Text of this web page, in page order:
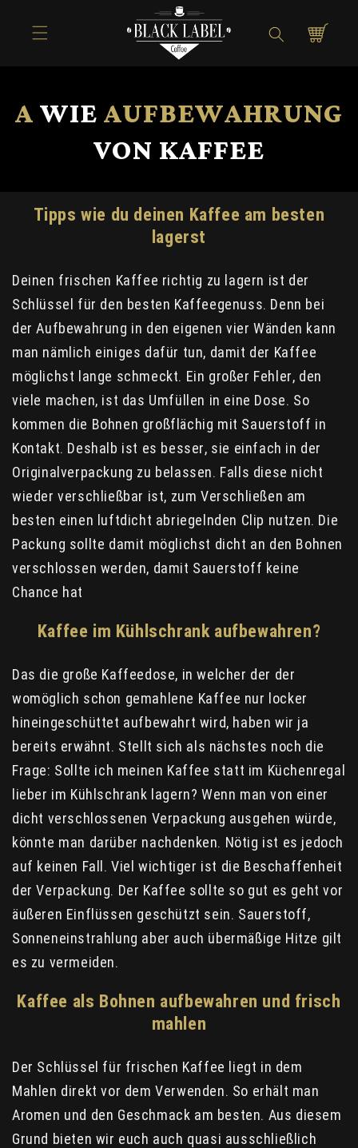
Inhalt
Warenkorb
A WIE AUFBEWAHRUNG
VON KAFFEE
Tipps wie du deinen Kaffee am besten
lagerst
Deinen frischen Kaffee richtig zu lagern ist der
Schlüssel für den besten Kaffeegenuss. Denn bei
der Aufbewahrung in den eigenen vier Wänden kann
man nämlich einiges dafür tun, damit der Kaffee
möglichst lange schmeckt. Ein großer Fehler, den
viele machen, ist das Umfüllen in eine Dose. So
kommen die Bohnen großflächig mit Sauerstoff in
Kontakt. Deshalb ist es besser, sie einfach in der
Originalverpackung zu belassen. Falls diese nicht
wieder verschließbar ist, zum Verschließen am
besten einen luftdicht abriegelnden Clip nutzen. Die
Packung sollte damit möglichst dicht an den Bohnen
verschlossen werden, damit Sauerstoff keine
Chance hat
Kaffee im Kühlschrank aufbewahren?
Das die große Kaffeedose, in welcher der der
womöglich schon gemahlene Kaffee nur locker
hineingeschüttet aufbewahrt wird, haben wir ja
bereits erwähnt. Stellt sich als nächstes noch die
Frage: Sollte ich meinen Kaffee statt im Küchenregal
lieber im Kühlschrank lagern? Wenn man von einer
dicht verschlossenen Verpackung ausgehen würde,
könnte man darüber nachdenken. Nötig ist es jedoch
auf keinen Fall. Viel wichtiger ist die Beschaffenheit
der Verpackung. Der Kaffee sollte so gut es geht vor
äußeren Einflüssen geschützt sein. Sauerstoff,
Sonneneinstrahlung aber auch übermäßige Hitze gilt
es zu vermeiden.
Kaffee als Bohnen aufbewahren und frisch
mahlen
Der Schlüssel für frischen Kaffee liegt in dem
Mahlen direkt vor dem Verwenden. So erhält man
Aromen und den Geschmack am besten. Aus diesem
Grund bieten wir euch auch quasi ausschließlich